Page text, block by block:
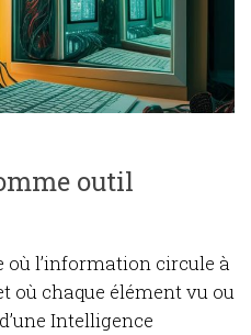
outil
où l’information circule à
où chaque élément vu ou
Intelligence